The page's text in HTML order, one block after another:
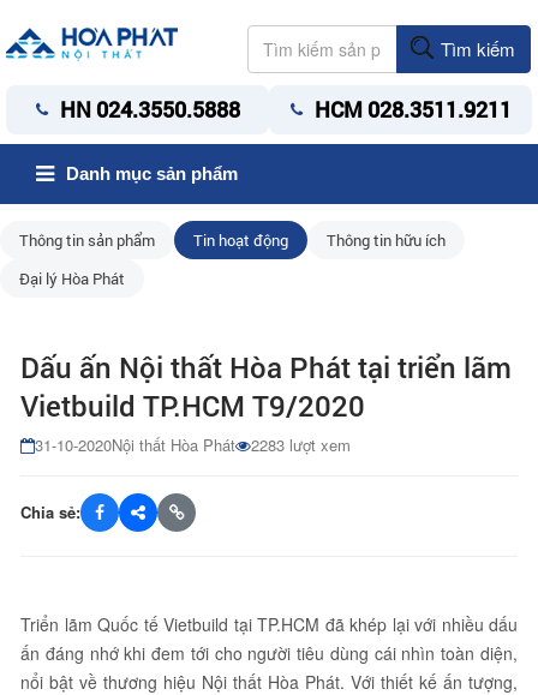
Tìm kiếm
HN 024.3550.5888 HCM 028.3511.9211
Danh mục sản phẩm
Thông tin sản phẩm Tin hoạt động
Thông tin hữu ích
Đại lý Hòa Phát
Dấu ấn Nội thất Hòa Phát tại triển lãm
Vietbuild TP.HCM T9/2020
31-10-2020Nội thất Hòa Phát 2283 lượt xem
Chia sẻ:
Triển lãm Quốc tế Vietbuild tại TP.HCM đã khép lại với nhiều dấu
ấn đáng nhớ khi đem tới cho người tiêu dùng cái nhìn toàn diện,
nổi bật về thương hiệu Nội thất Hòa Phát. Với thiết kế ấn tượng,